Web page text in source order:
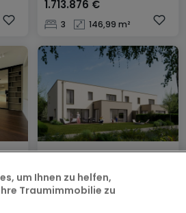
1.713.876 €
3 146,99 m²
Haus
1.549.290 €
um Ihnen zu helfen,
Traumimmobilie zu